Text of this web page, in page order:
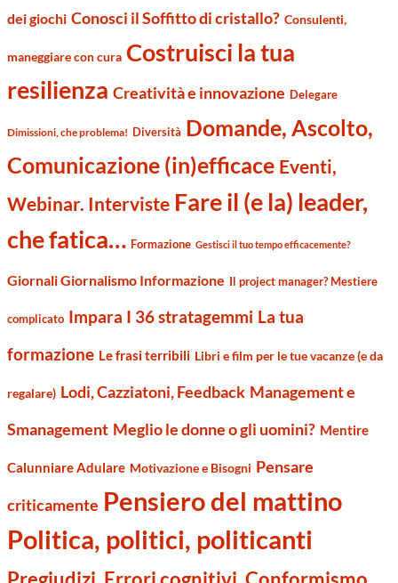
dei giochi Conosci il Soffitto di cristallo? Consulenti,
maneggiare con cura Costruisci la tua
resilienza Creatività e innovazione Delegare
Dimissioni, che problema! Diversità Domande, Ascolto,
Comunicazione (in)efficace Eventi,
Webinar. Interviste Fare il (e la) leader,
che fatica… Formazione Gestisci il tuo tempo efficacemente?
Giornali Giornalismo Informazione Il project manager? Mestiere
complicato Impara I 36 stratagemmi La tua
formazione Le frasi terribili Libri e film per le tue vacanze (e da
regalare) Lodi, Cazziatoni, Feedback Management e
Smanagement Meglio le donne o gli uomini? Mentire
Calunniare Adulare Motivazione e Bisogni Pensare
criticamente Pensiero del mattino
Politica, politici, politicanti